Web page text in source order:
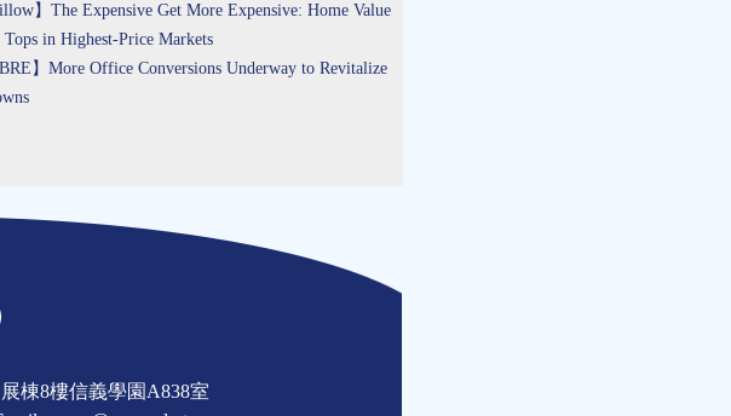
】The Expensive Get More Expensive: Home Value
in Highest-Price Markets
】More Office Conversions Underway to Revitalize
棟8樓信義學園A838室